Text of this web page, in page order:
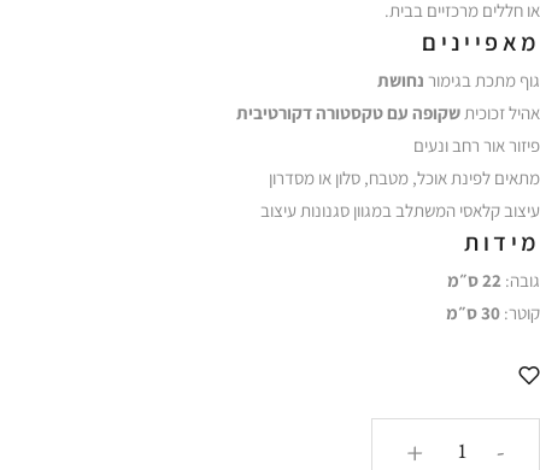
או חללים מרכזיים בבית.
מאפיינים
גוף מתכתבגימור נחושת
אהילזכוכיתשקופה עםטקסטורהדקורטיבית
פיזוראור רחבונעים
מתאים לפינתאוכל, מטבח, סלון או מסדרון
עיצובקלאסי המשתלבבמגוון סגנונות עיצוב
מידות
גובה: 22ס״מ
קוטר: 30ס״מ
-
+